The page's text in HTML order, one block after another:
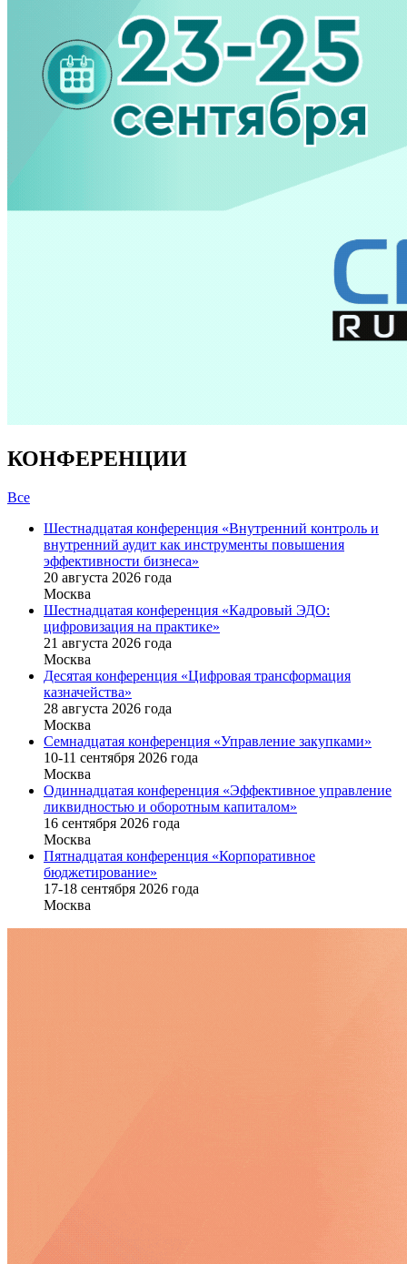
КОНФЕРЕНЦИИ
Все
Шестнадцатая конференция «Внутренний контроль и
внутренний аудит как инструменты повышения
эффективности бизнеса»
20 августа 2026 года
Москва
Шестнадцатая конференция «Кадровый ЭДО:
цифровизация на практике»
21 августа 2026 года
Москва
Десятая конференция «Цифровая трансформация
казначейства»
28 августа 2026 года
Москва
Семнадцатая конференция «Управление закупками»
10-11 сентября 2026 года
Москва
Одиннадцатая конференция «Эффективное управление
ликвидностью и оборотным капиталом»
16 cентября 2026 года
Москва
Пятнадцатая конференция «Корпоративное
бюджетирование»
17-18 сентября 2026 года
Москва